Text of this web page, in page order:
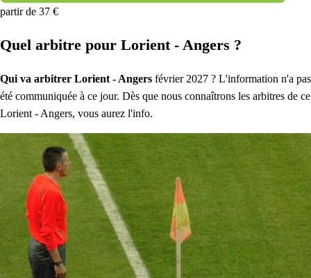
partir de 37 €
Quel arbitre pour Lorient - Angers ?
Qui va arbitrer Lorient - Angers février 2027 ? L'information n'a pas
été communiquée à ce jour. Dès que nous connaîtrons les arbitres de ce
Lorient - Angers, vous aurez l'info.